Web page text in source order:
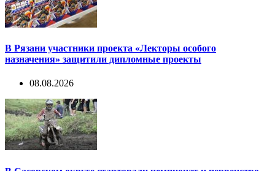
В Рязани участники проекта «Лекторы особого
назначения» защитили дипломные проекты
08.08.2026